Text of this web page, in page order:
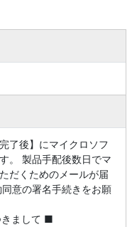
了後】にマイクロソフ
。 製品手配後数日でマ
だくためのメールが届
意の署名手続きをお願
きまして ■